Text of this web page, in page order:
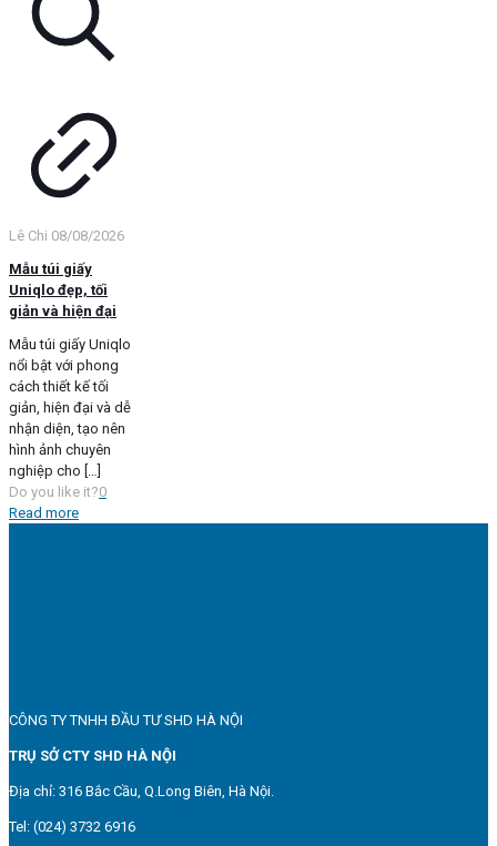
Lê Chi 08/08/2026
Mẫu túi giấy
Uniqlo đẹp, tối
giản và hiện đại
Mẫu túi giấy Uniqlo
nổi bật với phong
cách thiết kế tối
giản, hiện đại và dễ
nhận diện, tạo nên
hình ảnh chuyên
nghiệp cho
Do you like it?0
Read more
CÔNG TY TNHH ĐẦU TƯ SHD HÀ NỘI
TRỤ SỞ CTY SHD HÀ NỘI
Địa chỉ: 316 Bắc Cầu, Q.Long Biên, Hà Nội.
Tel: (024) 3732 6916